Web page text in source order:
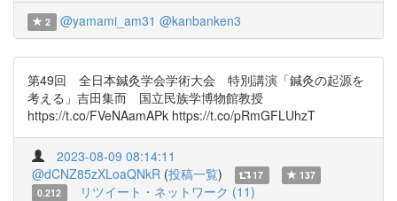
2 @yamami_am31 @kanbanken3
第49回 全日本鍼灸学会学術大会 特別講演「鍼灸の起源を
考える」吉田集而 国立民族学博物館教授
https://t.co/FVeNAamAPk https://t.co/pRmGFLUhzT
2023-08-09 08:14:11
@dCNZ85zXLoaQNkR (投稿一覧) 17
137
0.212
リツイート・ネットワーク (11)